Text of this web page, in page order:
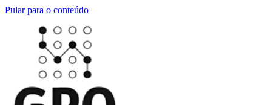
Pular para o conteúdo